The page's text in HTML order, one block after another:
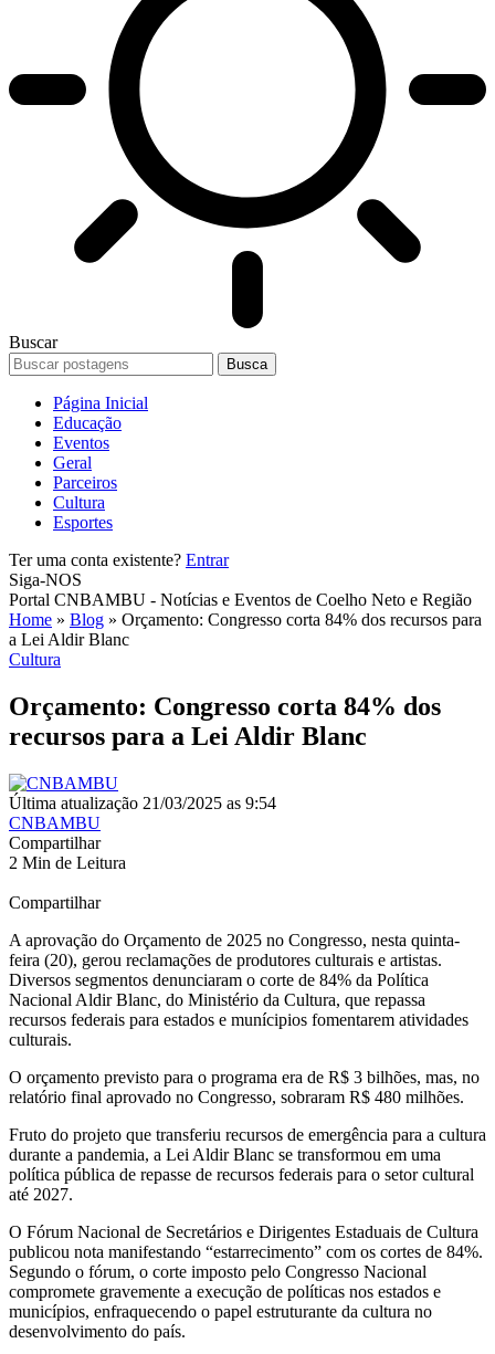
Buscar
Página Inicial
Educação
Eventos
Geral
Parceiros
Cultura
Esportes
Ter uma conta existente? Entrar
Siga-NOS
Portal CNBAMBU - Notícias e Eventos de Coelho Neto e Região
Home » Blog » Orçamento: Congresso corta 84% dos recursos para
a Lei Aldir Blanc
Cultura
Orçamento: Congresso corta 84% dos
recursos para a Lei Aldir Blanc
Última atualização 21/03/2025 as 9:54
CNBAMBU
Compartilhar
2 Min de Leitura
Compartilhar
A aprovação do Orçamento de 2025 no Congresso, nesta quinta-
feira (20), gerou reclamações de produtores culturais e artistas.
Diversos segmentos denunciaram o corte de 84% da Política
Nacional Aldir Blanc, do Ministério da Cultura, que repassa
recursos federais para estados e munícipios fomentarem atividades
culturais.
O orçamento previsto para o programa era de R$ 3 bilhões, mas, no
relatório final aprovado no Congresso, sobraram R$ 480 milhões.
Fruto do projeto que transferiu recursos de emergência para a cultura
durante a pandemia, a Lei Aldir Blanc se transformou em uma
política pública de repasse de recursos federais para o setor cultural
até 2027.
O Fórum Nacional de Secretários e Dirigentes Estaduais de Cultura
publicou nota manifestando “estarrecimento” com os cortes de 84%.
Segundo o fórum, o corte imposto pelo Congresso Nacional
compromete gravemente a execução de políticas nos estados e
municípios, enfraquecendo o papel estruturante da cultura no
desenvolvimento do país.